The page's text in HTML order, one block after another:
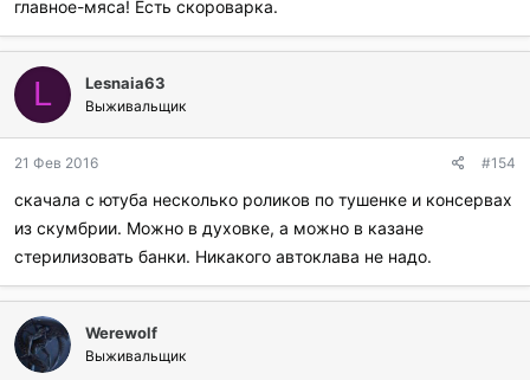
л
и
:
главное-мяса! Есть скороварка.
L Lesnaia63
Выживальщик
21 Фев 2016 #154
скачала с ютуба несколько роликов по тушенке и консервах
из скумбрии. Можно в духовке, а можно в казане
стерилизовать банки. Никакого автоклава не надо.
Werewolf
Выживальщик